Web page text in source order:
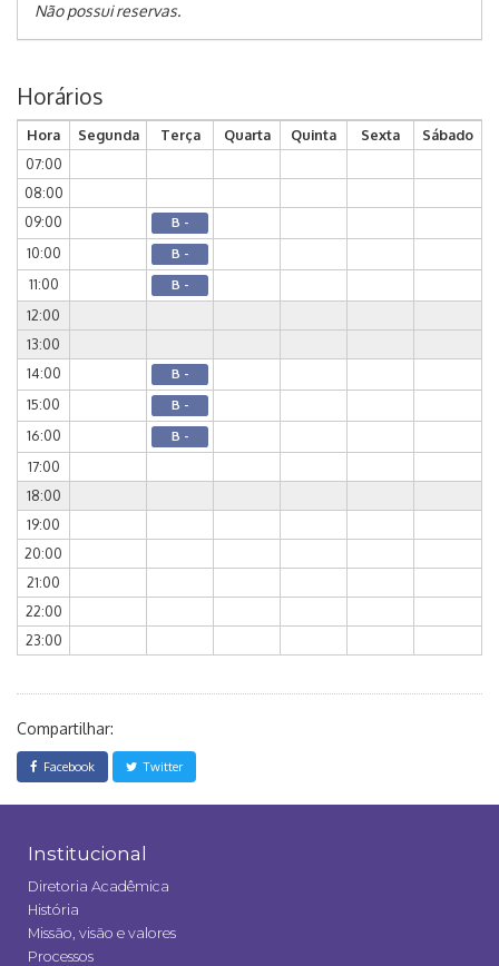
Não possui reservas.
Horários
Hora Segunda Terça Quarta Quinta Sexta
Sábado
07:00
08:00
09:00
B -
10:00 B -
11:00 B -
12:00
13:00
14:00
B -
15:00 B -
16:00 B -
17:00
18:00
19:00
20:00
21:00
22:00
23:00
Compartilhar:
Facebook Twitter
Institucional
Diretoria Acadêmica
História
Missão, visão e valores
Processos